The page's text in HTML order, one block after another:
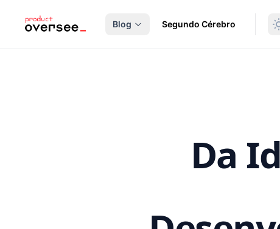
principal
Blog
Segundo Cérebro
Da